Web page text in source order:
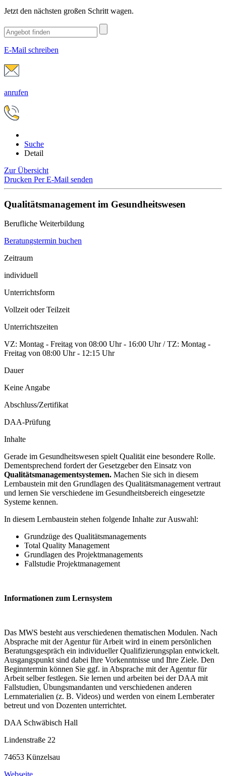
Jetzt den nächsten großen Schritt wagen.
E-Mail schreiben
anrufen
Suche
Detail
Zur Übersicht
Drucken Per E-Mail senden
Qualitätsmanagement im Gesundheitswesen
Berufliche Weiterbildung
Beratungstermin buchen
Zeitraum
individuell
Unterrichtsform
Vollzeit oder Teilzeit
Unterrichtszeiten
VZ: Montag - Freitag von 08:00 Uhr - 16:00 Uhr / TZ: Montag -
Freitag von 08:00 Uhr - 12:15 Uhr
Dauer
Keine Angabe
Abschluss/Zertifikat
DAA-Prüfung
Inhalte
Gerade im Gesundheitswesen spielt Qualität eine besondere Rolle.
Dementsprechend fordert der Gesetzgeber den Einsatz von
Qualitätsmanagementsystemen. Machen Sie sich in diesem
Lernbaustein mit den Grundlagen des Qualitätsmanagement vertraut
und lernen Sie verschiedene im Gesundheitsbereich eingesetzte
Systeme kennen.
In diesem Lernbaustein stehen folgende Inhalte zur Auswahl:
Grundzüge des Qualitätsmanagements
Total Quality Management
Grundlagen des Projektmanagements
Fallstudie Projektmanagement
Informationen zum Lernsystem
Das MWS besteht aus verschiedenen thematischen Modulen. Nach
Absprache mit der Agentur für Arbeit wird in einem persönlichen
Beratungsgespräch ein individueller Qualifizierungsplan entwickelt.
Ausgangspunkt sind dabei Ihre Vorkenntnisse und Ihre Ziele. Den
Beginntermin können Sie ggf. in Absprache mit der Agentur für
Arbeit selber festlegen. Sie lernen und arbeiten bei der DAA mit
Fallstudien, Übungsmandanten und verschiedenen anderen
Lernmaterialien (z. B. Videos) und werden von einem Lernberater
betreut und von Dozenten unterrichtet.
DAA Schwäbisch Hall
Lindenstraße 22
74653 Künzelsau